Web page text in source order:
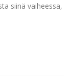
siinä vaiheessa,